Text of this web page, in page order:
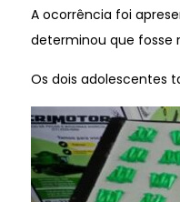
A ocorrência foi
determinou que fosse
Os dois adolescentes